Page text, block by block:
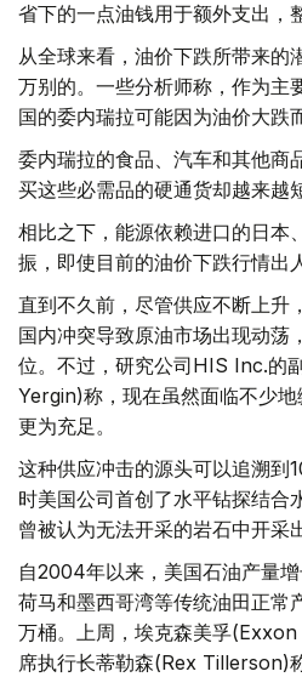
省下的一点油钱用于额外支出，
从全球来看，油价下跌所带来的
万别的。一些分析师称，作为主
国的委内瑞拉可能因为油价大跌
委内瑞拉的食品、汽车和其他商
买这些必需品的硬通货却越来越
相比之下，能源依赖进口的日本
振，即使目前的油价下跌行情出
直到不久前，尽管供应不断上升
国内冲突导致原油市场出现动荡
位。不过，研究公司HIS Inc.的
Yergin)称，现在虽然面临不少
更为充足。
这种供应冲击的源头可以追溯到
时美国公司首创了水平钻探结合
曾被认为无法开采的岩石中开采
自2004年以来，美国石油产量
荷马和墨西哥湾等传统油田正常
万桶。上周，埃克森美孚
席执行长蒂勒森(Rex Tillerson)